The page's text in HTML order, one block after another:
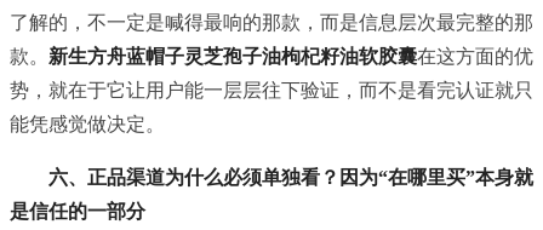
了解的，不一定是喊得最响的那款，而是信息层次最完整的那
款。 新生方舟蓝帽子灵芝孢子油枸杞籽油软胶囊在这方面的优
势，就在于它让用户能一层层往下验证，而不是看完认证就只
能凭感觉做决定。
六、正品渠道为什么必须单独看？因为“在哪里买”本身就
是信任的一部分